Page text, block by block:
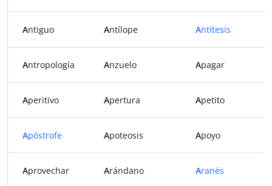
Antiguo Antílope Antítesis
Antropología Anzuelo Apagar
Aperitivo Apertura Apetito
Apóstrofe Apoteosis Apoyo
Aprovechar Arándano Aranés